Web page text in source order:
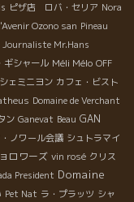
ピザ店 ロバ・セリア Nora
Ozono san Pineau
Journaliste Mr.Hans
ギシャール Méli Mélo OFF
ェミニヨン カフェ・ビスト
Domaine de Verchant
ン Ganevat Beau GAN
ノワール会議 シュトラマイ
ロワーズ vin rosé クリス
President Domaine
Pet Nat ラ・プラッツ シャ